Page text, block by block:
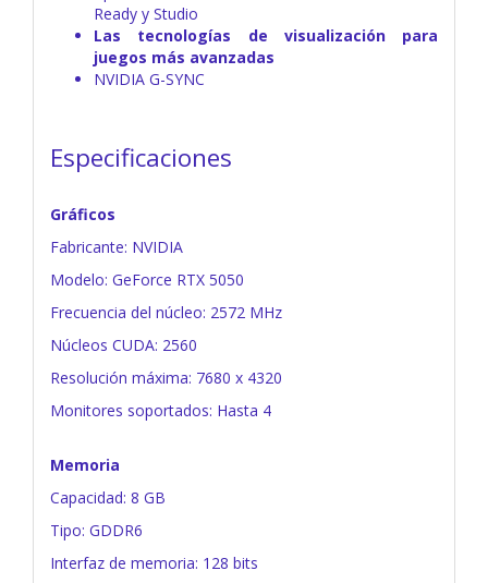
Ready y Studio
Las tecnologías de visualización para
juegos más avanzadas
NVIDIA G-SYNC
Especificaciones
Gráficos
Fabricante: NVIDIA
Modelo: GeForce RTX 5050
Frecuencia del núcleo: 2572 MHz
Núcleos CUDA: 2560
Resolución máxima: 7680 x 4320
Monitores soportados: Hasta 4
Memoria
Capacidad: 8 GB
Tipo: GDDR6
Interfaz de memoria: 128 bits